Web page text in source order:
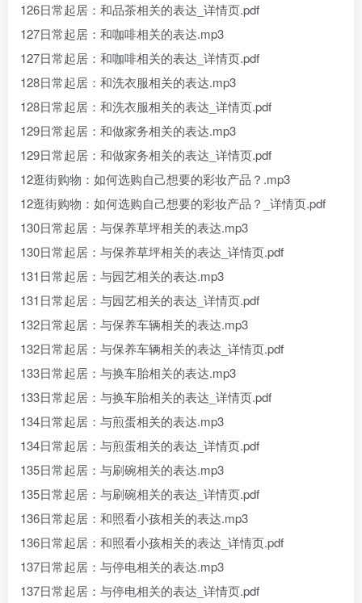
126日常起居：和品茶相关的表达_详情页.pdf
127日常起居：和咖啡相关的表达.mp3
127日常起居：和咖啡相关的表达_详情页.pdf
128日常起居：和洗衣服相关的表达.mp3
128日常起居：和洗衣服相关的表达_详情页.pdf
129日常起居：和做家务相关的表达.mp3
129日常起居：和做家务相关的表达_详情页.pdf
12逛街购物：如何选购自己想要的彩妆产品？.mp3
12逛街购物：如何选购自己想要的彩妆产品？_详情页.pdf
130日常起居：与保养草坪相关的表达.mp3
130日常起居：与保养草坪相关的表达_详情页.pdf
131日常起居：与园艺相关的表达.mp3
131日常起居：与园艺相关的表达_详情页.pdf
132日常起居：与保养车辆相关的表达.mp3
132日常起居：与保养车辆相关的表达_详情页.pdf
133日常起居：与换车胎相关的表达.mp3
133日常起居：与换车胎相关的表达_详情页.pdf
134日常起居：与煎蛋相关的表达.mp3
134日常起居：与煎蛋相关的表达_详情页.pdf
135日常起居：与刷碗相关的表达.mp3
135日常起居：与刷碗相关的表达_详情页.pdf
136日常起居：和照看小孩相关的表达.mp3
136日常起居：和照看小孩相关的表达_详情页.pdf
137日常起居：与停电相关的表达.mp3
137日常起居：与停电相关的表达_详情页.pdf